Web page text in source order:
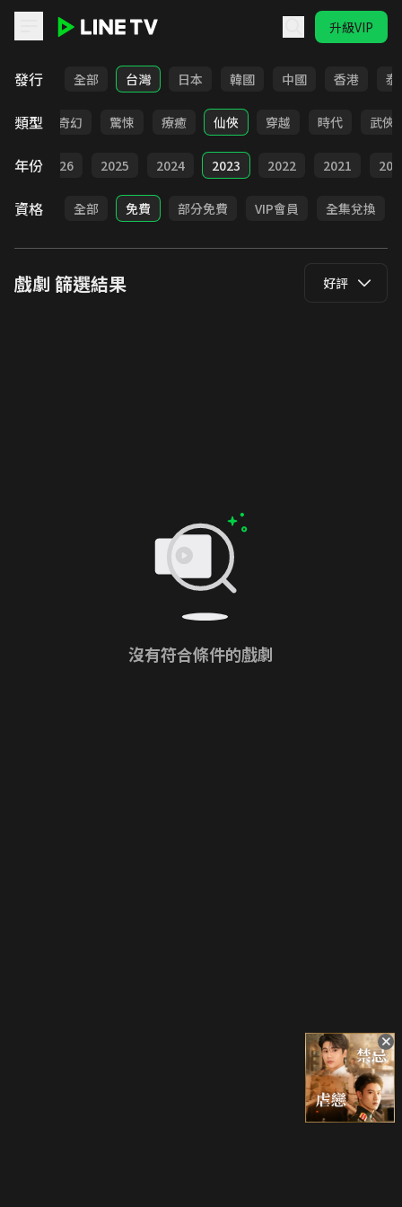
升級VIP
發行 全部 台灣 日本 韓國 中國 香港 泰
類型
BL 奇幻 驚悚 療癒 仙俠 穿越 時代 武俠
年份
部 2026 2025 2024 2023 2022 2021
資格 全部 免費 部分免費 VIP會員 全集兌換
戲劇 篩選結果 好評
沒有符合條件的戲劇